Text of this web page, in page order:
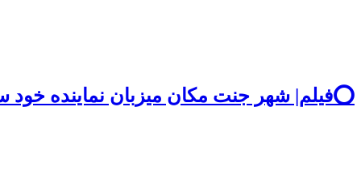
⭕️فیلم| شهر جنت مکان میزبان نماینده خود